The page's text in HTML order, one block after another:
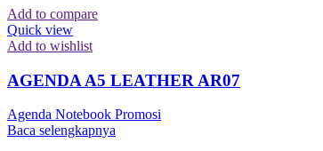
Add to compare
Quick view
Add to wishlist
AGENDA A5 LEATHER AR07
Agenda Notebook Promosi
Baca selengkapnya